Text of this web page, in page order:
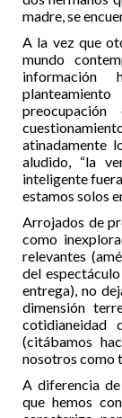
madre, se
A la vez que
mundo
atinadamente
aludido, “la
inteligente
estamos solos
Arrojados de
como
relevantes
del
entrega), no
dimensión
cotidianeidad
(citábamos
nosotros como
A diferencia
que hemos